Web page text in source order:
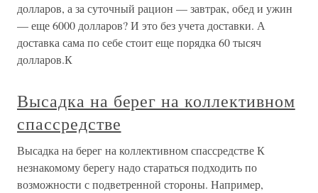
долларов, а за суточный рацион — завтрак, обед и ужин
— еще 6000 долларов? И это без учета доставки. А
доставка сама по себе стоит еще порядка 60 тысяч
долларов.К
Высадка на берег на коллективном
спассредстве
Высадка на берег на коллективном спассредстве К
незнакомому берегу надо стараться подходить по
возможности с подветренной стороны. Например,